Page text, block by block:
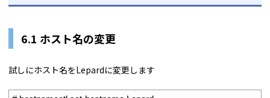
6.1 ホスト名の変更
試しにホスト名をLepardに変更します